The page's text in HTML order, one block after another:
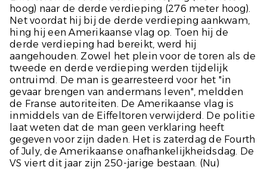
hoog) naar de derde verdieping (276 meter hoog).
Net voordat hij bij de derde verdieping aankwam,
hing hij een Amerikaanse vlag op. Toen hij de
derde verdieping had bereikt, werd hij
aangehouden. Zowel het plein voor de toren als de
tweede en derde verdieping werden tijdelijk
ontruimd. De man is gearresteerd voor het "in
gevaar brengen van andermans leven", meldden
de Franse autoriteiten. De Amerikaanse vlag is
inmiddels van de Eiffeltoren verwijderd. De politie
laat weten dat de man geen verklaring heeft
gegeven voor zijn daden. Het is zaterdag de Fourth
of July, de Amerikaanse onafhankelijkheidsdag. De
VS viert dit jaar zijn 250-jarige bestaan. (Nu)